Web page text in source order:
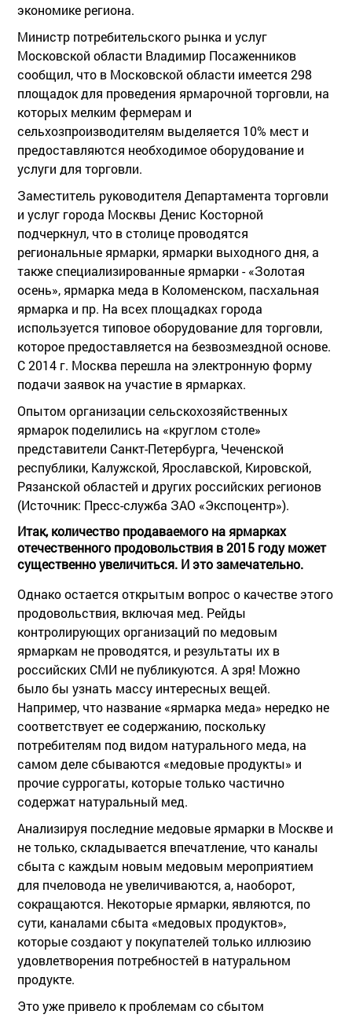
экономике региона.
Министр потребительского рынка и услуг
Московской области Владимир Посаженников
сообщил, что в Московской области имеется 298
площадок для проведения ярмарочной торговли, на
которых мелким фермерам и
сельхозпроизводителям выделяется 10% мест и
предоставляются необходимое оборудование и
услуги для торговли.
Заместитель руководителя Департамента торговли
и услуг города Москвы Денис Косторной
подчеркнул, что в столице проводятся
региональные ярмарки, ярмарки выходного дня, а
также специализированные ярмарки - «Золотая
осень», ярмарка меда в Коломенском, пасхальная
ярмарка и пр. На всех площадках города
используется типовое оборудование для торговли,
которое предоставляется на безвозмездной основе.
С 2014 г. Москва перешла на электронную форму
подачи заявок на участие в ярмарках.
Опытом организации сельскохозяйственных
ярмарок поделились на «круглом столе»
представители Санкт-Петербурга, Чеченской
республики, Калужской, Ярославской, Кировской,
Рязанской областей и других российских регионов
(Источник: Пресс-служба ЗАО «Экспоцентр»).
Итак, количество продаваемого на ярмарках
отечественного продовольствия в 2015 году может
существенно увеличиться. И это замечательно.
Однако остается открытым вопрос о качестве этого
продовольствия, включая мед. Рейды
контролирующих организаций по медовым
ярмаркам не проводятся, и результаты их в
российских СМИ не публикуются. А зря! Можно
было бы узнать массу интересных вещей.
Например, что название «ярмарка меда» нередко не
соответствует ее содержанию, поскольку
потребителям под видом натурального меда, на
самом деле сбываются «медовые продукты» и
прочие суррогаты, которые только частично
содержат натуральный мед.
Анализируя последние медовые ярмарки в Москве и
не только, складывается впечатление, что каналы
сбыта с каждым новым медовым мероприятием
для пчеловода не увеличиваются, а, наоборот,
сокращаются. Некоторые ярмарки, являются, по
сути, каналами сбыта «медовых продуктов»,
которые создают у покупателей только иллюзию
удовлетворения потребностей в натуральном
продукте.
Это уже привело к проблемам со сбытом